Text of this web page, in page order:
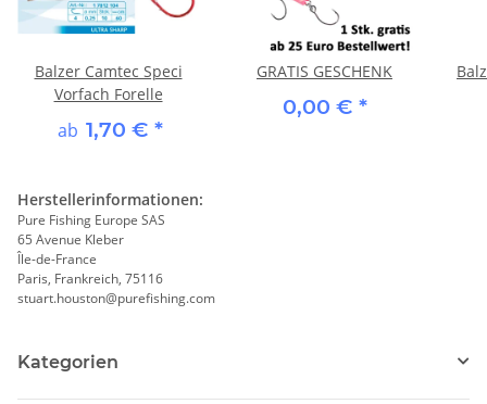
Balzer Camtec Speci
Vorfach Forelle
ab 1,70 € *
GRATIS GESCHENK
0,00 € *
Herstellerinformationen:
Pure Fishing Europe SAS
65 Avenue Kleber
Île-de-France
Paris, Frankreich, 75116
stuart.houston@purefishing.com
Kategorien